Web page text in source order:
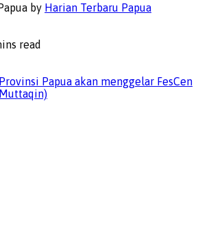
by Harian Terbaru Papua
read